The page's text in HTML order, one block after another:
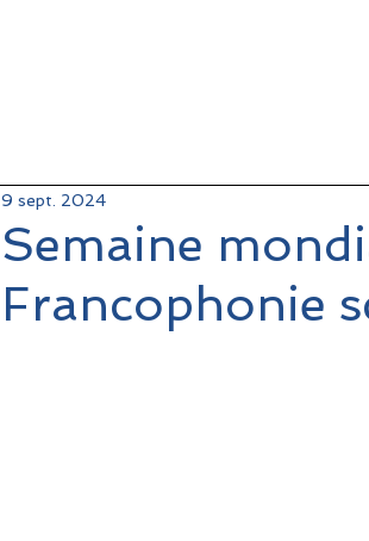
Semaine
Francophonie
9 sept. 2024